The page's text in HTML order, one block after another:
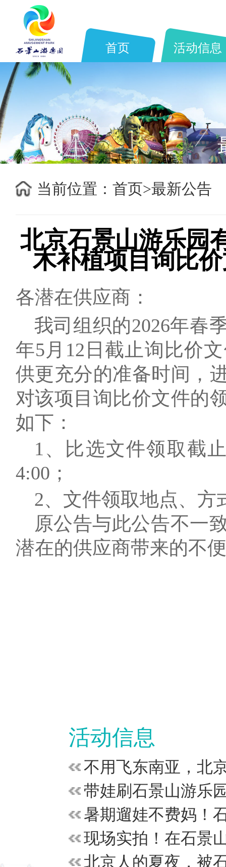
首页 活动信息
当前位置： 首页>最新公告
北京石景山游乐园
木补植项目询比
各潜在供应商：
我司 组织的2026年春
年5月12日 截止询比价
供更充分的准备时间，
对该项目 询比价文件的
如下：
1、
比选文件领取截
4:00；
2、 文件领取地点、方
原公告与此公告不一
潜在的供应商带来的不
活动信息